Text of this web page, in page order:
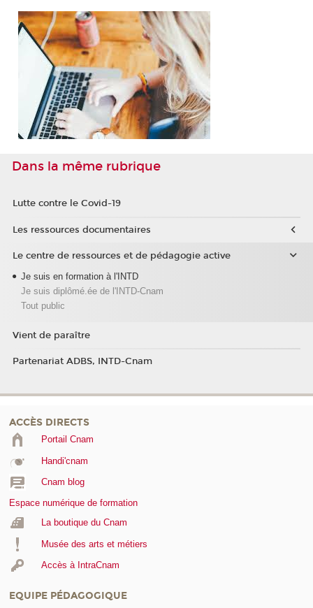
Dans la même rubrique
Lutte contre le Covid-19
Les ressources documentaires
Le centre de ressources et de pédagogie active
Je suis en formation à l'INTD
Je suis diplômé.ée de l'INTD-Cnam
Tout public
Vient de paraître
Partenariat ADBS, INTD-Cnam
ACCÈS DIRECTS
Portail Cnam
Handi'cnam
Cnam blog
Espace numérique de formation
La boutique du Cnam
Musée des arts et métiers
Accès à IntraCnam
EQUIPE PÉDAGOGIQUE